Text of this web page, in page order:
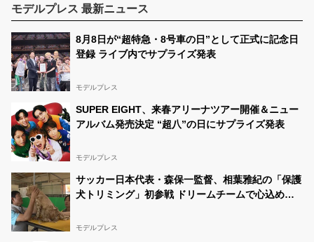
モデルプレス 最新ニュース
8月8日が“超特急・8号車の日”として正式に記念日
登録 ライブ内でサプライズ発表
モデルプレス
SUPER EIGHT、来春アリーナツアー開催＆ニュー
アルバム発売決定 “超八”の日にサプライズ発表
モデルプレス
サッカー日本代表・森保一監督、相葉雅紀の「保護
犬トリミング」初参戦 ドリームチームで心込めて
モデルプレス